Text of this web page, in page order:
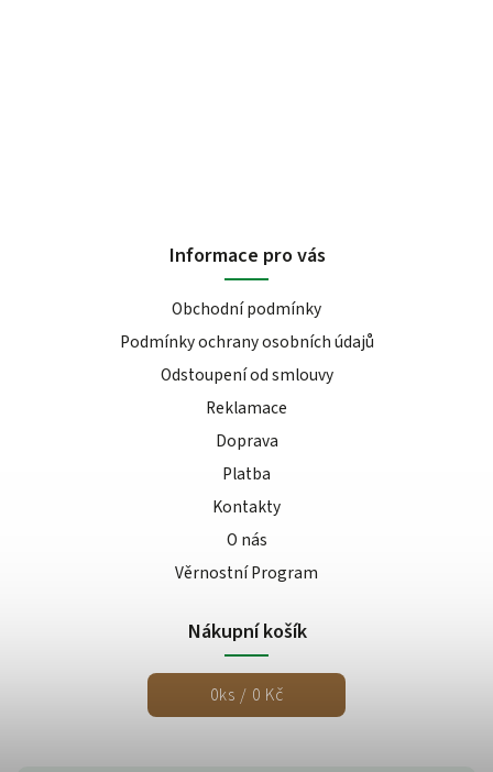
Informace pro vás
Obchodní podmínky
Podmínky ochrany osobních údajů
Odstoupení od smlouvy
Reklamace
Doprava
Platba
Kontakty
O nás
Věrnostní Program
Nákupní košík
0ks / 0 Kč